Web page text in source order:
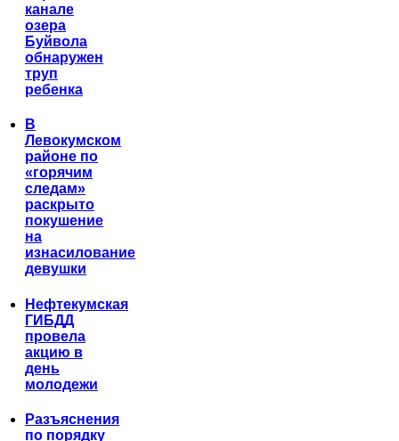
канале
озера
Буйвола
обнаружен
труп
ребенка
В
Левокумском
районе по
«горячим
следам»
раскрыто
покушение
на
изнасилование
девушки
Нефтекумская
ГИБДД
провела
акцию в
день
молодежи
Разъяснения
по порядку